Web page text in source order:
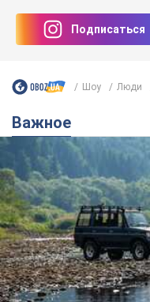
Как живется Лободе
Подписаться